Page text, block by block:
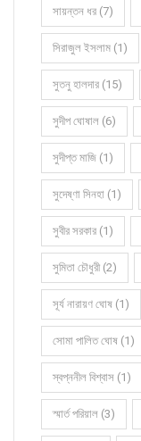
সায়ন্তন ধর (7)
সিরাজুল ইসলাম (1)
সুতনু হালদার (15)
সুদীপ ঘোষাল (6)
সুদীপ্ত মাজি (1)
সুদেষ্ণা সিনহা (1)
সুবীর সরকার (1)
সুমিতা চৌধুরী (2)
সূর্য নারায়ণ ঘোষ (1)
সোমা পালিত ঘোষ (1)
স্বপ্ননীল বিশ্বাস (1)
স্মার্ত পরিয়াল (3)